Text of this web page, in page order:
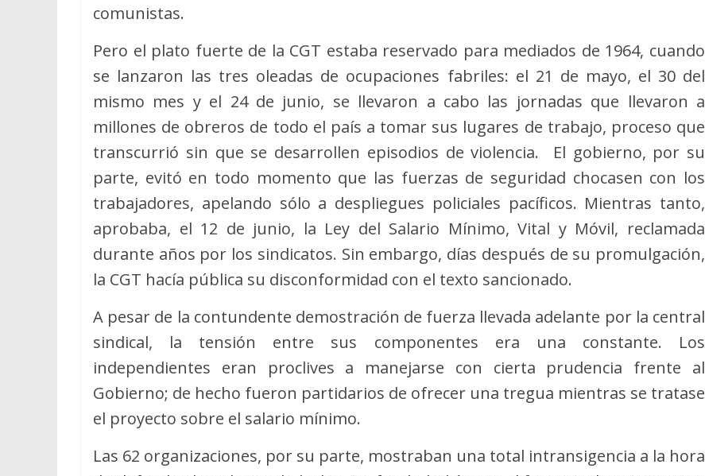
comunistas.
Pero el plato fuerte de la CGT estaba reservado para mediados de 1964, cuando
se lanzaron las tres oleadas de ocupaciones fabriles: el 21 de mayo, el 30 del
mismo mes y el 24 de junio, se llevaron a cabo las jornadas que llevaron a
millones de obreros de todo el país a tomar sus lugares de trabajo, proceso que
transcurrió sin que se desarrollen episodios de violencia. El gobierno, por su
parte, evitó en todo momento que las fuerzas de seguridad chocasen con los
trabajadores, apelando sólo a despliegues policiales pacíficos. Mientras tanto,
aprobaba, el 12 de junio, la Ley del Salario Mínimo, Vital y Móvil, reclamada
durante años por los sindicatos. Sin embargo, días después de su promulgación,
la CGT hacía pública su disconformidad con el texto sancionado.
A pesar de la contundente demostración de fuerza llevada adelante por la central
sindical, la tensión entre sus componentes era una constante. Los
independientes eran proclives a manejarse con cierta prudencia frente al
Gobierno; de hecho fueron partidarios de ofrecer una tregua mientras se tratase
el proyecto sobre el salario mínimo.
Las 62 organizaciones, por su parte, mostraban una total intransigencia a la hora